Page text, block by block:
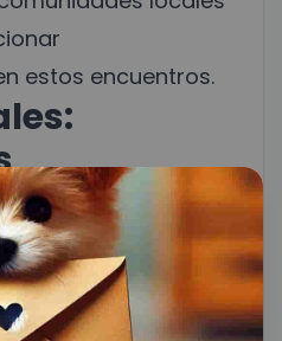
estos encuentros.
en
casi todos
de grabación al